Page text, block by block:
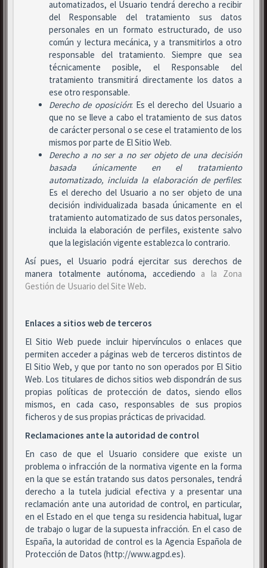
automatizados, el Usuario tendrá derecho a recibir
del Responsable del tratamiento sus datos
personales en un formato estructurado, de uso
común y lectura mecánica, y a transmitirlos a otro
responsable del tratamiento. Siempre que sea
técnicamente posible, el Responsable del
tratamiento transmitirá directamente los datos a
ese otro responsable.
Derecho de oposición: Es el derecho del Usuario a
que no se lleve a cabo el tratamiento de sus datos
de carácter personal o se cese el tratamiento de los
mismos por parte de El Sitio Web.
Derecho a no ser a no ser objeto de una decisión
basada únicamente en el tratamiento
automatizado, incluida la elaboración de perfiles:
Es el derecho del Usuario a no ser objeto de una
decisión individualizada basada únicamente en el
tratamiento automatizado de sus datos personales,
incluida la elaboración de perfiles, existente salvo
que la legislación vigente establezca lo contrario.
Así pues, el Usuario podrá ejercitar sus derechos de
manera totalmente autónoma, accediendo a la Zona
Gestión de Usuario del Site Web.
Enlaces a sitios web de terceros
El Sitio Web puede incluir hipervínculos o enlaces que
permiten acceder a páginas web de terceros distintos de
El Sitio Web, y que por tanto no son operados por El Sitio
Web. Los titulares de dichos sitios web dispondrán de sus
propias políticas de protección de datos, siendo ellos
mismos, en cada caso, responsables de sus propios
ficheros y de sus propias prácticas de privacidad.
Reclamaciones ante la autoridad de control
En caso de que el Usuario considere que existe un
problema o infracción de la normativa vigente en la forma
en la que se están tratando sus datos personales, tendrá
derecho a la tutela judicial efectiva y a presentar una
reclamación ante una autoridad de control, en particular,
en el Estado en el que tenga su residencia habitual, lugar
de trabajo o lugar de la supuesta infracción. En el caso de
España, la autoridad de control es la Agencia Española de
Protección de Datos (http://www.agpd.es).